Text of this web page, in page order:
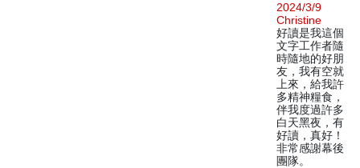
2024/3/9
Christine
好讀是我這個
文字工作者隨
時隨地的好朋
友，我有空就
上來，給我許
多精神糧食，
伴我度過許多
白天黑夜，有
好讀，真好！
非常感謝幕後
團隊。